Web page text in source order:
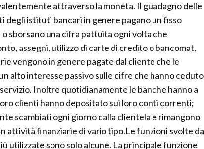
attraverso la moneta. Il guadagno delle
degli istituti bancari in genere pagano un fisso
sborsano una cifra pattuita ogni volta che
assegni, utilizzo di carte di credito o bancomat,
vengono in genere pagate dal cliente che le
alto interesse passivo sulle cifre che hanno ceduto
Inoltre quotidianamente le banche hanno a
clienti hanno depositato sui loro conti correnti;
scambiati ogni giorno dalla clientela e rimangono
attività finanziarie di vario tipo.Le funzioni svolte da
utilizzate sono solo alcune. La principale funzione